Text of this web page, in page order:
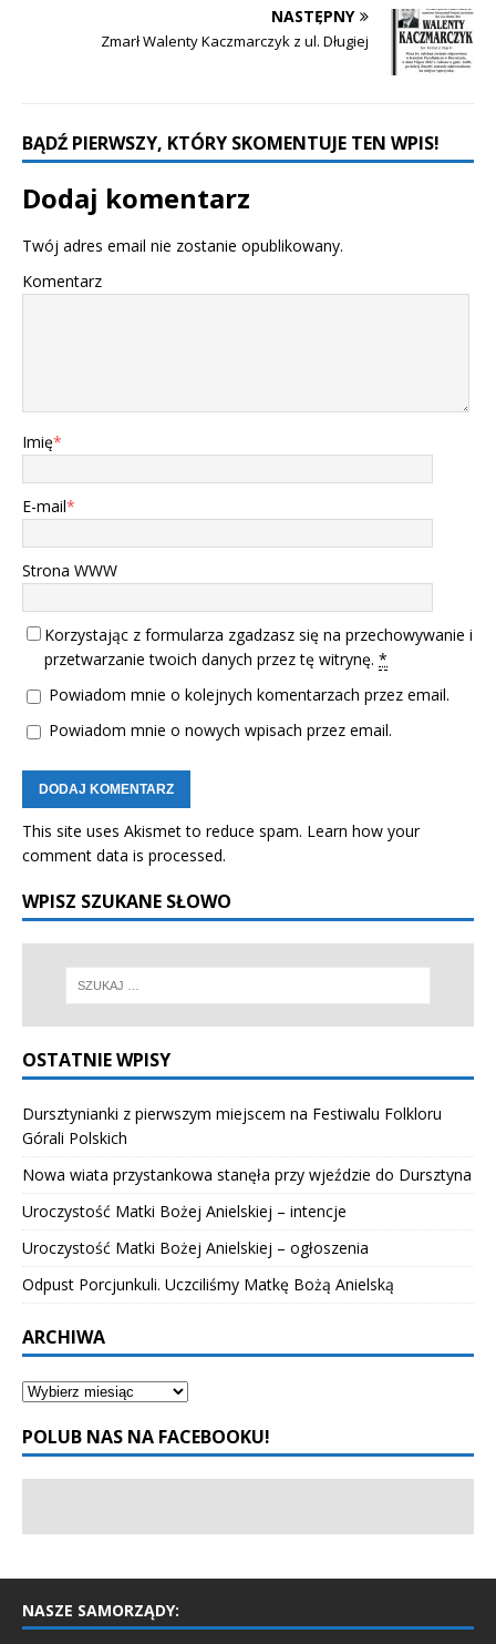
NASTĘPNY
Zmarł Walenty Kaczmarczyk z ul. Długiej
BĄDŹ PIERWSZY, KTÓRY SKOMENTUJE TEN WPIS!
Dodaj komentarz
Twój adres email nie zostanie opublikowany.
Komentarz
Imię*
E-mail*
Strona WWW
Korzystając z formularza zgadzasz się na przechowywanie i
przetwarzanie twoich danych przez tę witrynę. *
Powiadom mnie o kolejnych komentarzach przez email.
Powiadom mnie o nowych wpisach przez email.
This site uses Akismet to reduce spam. Learn how your
comment data is processed.
WPISZ SZUKANE SŁOWO
OSTATNIE WPISY
Dursztynianki z pierwszym miejscem na Festiwalu Folkloru
Górali Polskich
Nowa wiata przystankowa stanęła przy wjeździe do Dursztyna
Uroczystość Matki Bożej Anielskiej – intencje
Uroczystość Matki Bożej Anielskiej – ogłoszenia
Odpust Porcjunkuli. Uczciliśmy Matkę Bożą Anielską
ARCHIWA
POLUB NAS NA FACEBOOKU!
NASZE SAMORZĄDY: